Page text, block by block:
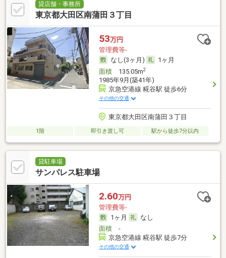
貸店舗・事務所
東京都大田区南蒲田３丁目
53万円
管理費等-
なし(3ヶ月)
1ヶ月
面積135.05m2
1985年9月(築41年)
京急空港線 糀谷駅 徒歩6分
その他の交通
東京都大田区南蒲田３丁目
1階 即引き渡し可 駅から徒歩7分以内
貸駐車場
サンパレス駐車場
2.60万円
管理費等-
1ヶ月
なし
面積-
京急空港線 糀谷駅 徒歩7分
その他の交通